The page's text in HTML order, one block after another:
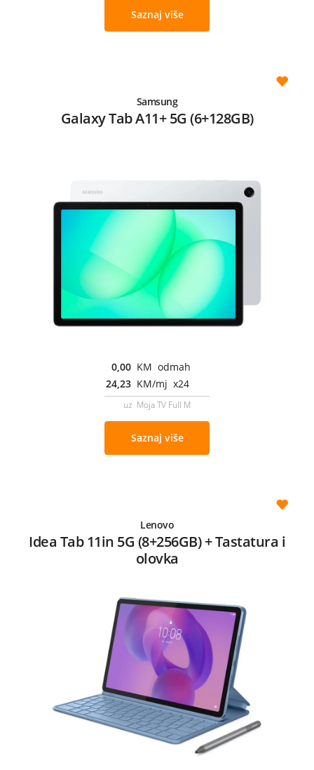
Saznaj više
Samsung
Galaxy Tab A11+ 5G (6+128GB)
0,00 KM odmah
24,23 KM/mj x24
uz Moja TV Full M
Saznaj više
Lenovo
Idea Tab 11in 5G (8+256GB) + Tastatura i
olovka